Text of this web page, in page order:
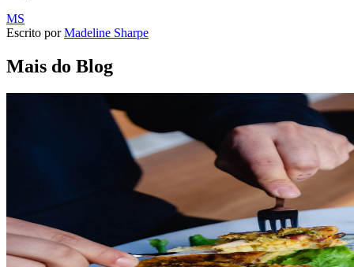
MS
Escrito por Madeline Sharpe
Mais do Blog